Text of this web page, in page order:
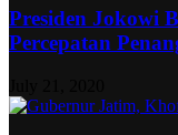
Presiden Jokowi
Percepatan